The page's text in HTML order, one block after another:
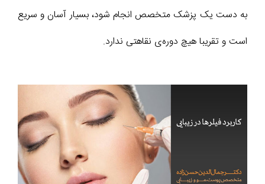
به دست یک پزشک متخصص انجام شود، بسیار آسان و سریع
است و تقریبا هیچ دوره‌ی نقاهتی ندارد.